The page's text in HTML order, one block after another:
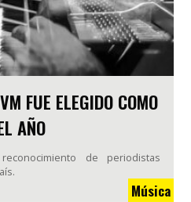
FUE ELEGIDO COMO
AÑO
de periodistas
Música